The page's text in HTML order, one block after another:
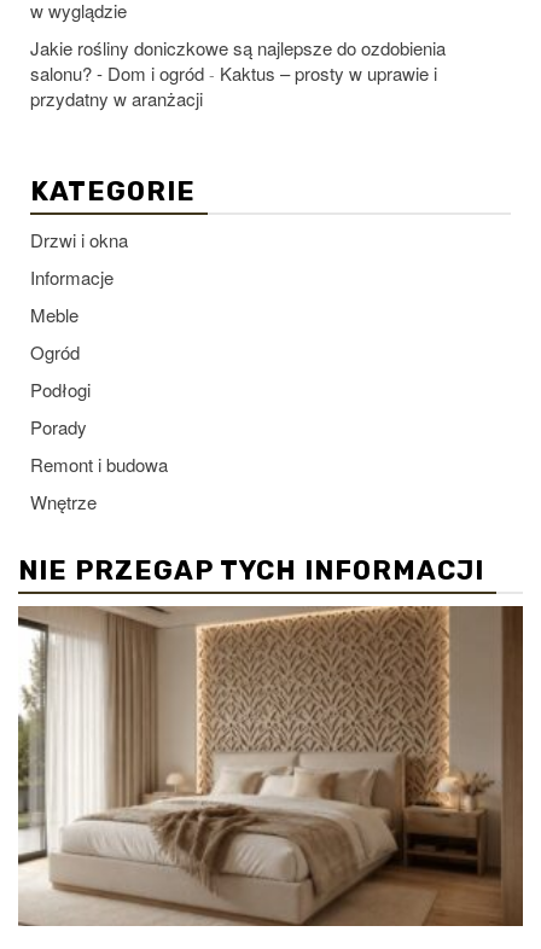
w wyglądzie
Jakie rośliny doniczkowe są najlepsze do ozdobienia
salonu? - Dom i ogród - Kaktus – prosty w uprawie i
przydatny w aranżacji
KATEGORIE
Drzwi i okna
Informacje
Meble
Ogród
Podłogi
Porady
Remont i budowa
Wnętrze
NIE PRZEGAP TYCH INFORMACJI